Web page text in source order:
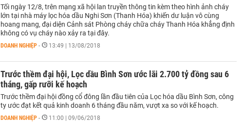
Tối ngày 12/8, trên mạng xã hội lan truyền thông tin kèm theo hình ảnh cháy
lớn tại nhà máy lọc hóa dầu Nghi Sơn (Thanh Hóa) khiến dư luận vô cùng
hoang mang, đại diện Cảnh sát Phòng cháy chữa cháy Thanh Hóa khẳng định
không có vụ cháy nào xảy ra tại đây.
DOANH NGHIỆP - 13:49 | 13/08/2018
Trước thềm đại hội, Lọc dầu Bình Sơn ước lãi 2.700 tỷ đồng sau 6
tháng, gấp rưỡi kế hoạch
Trước thềm đại hội đồng cổ đông lần đầu tiên của Lọc hóa dầu Bình Sơn, công
ty ước đạt kết quả kinh doanh 6 tháng đầu năm, vượt xa so với kế hoạch.
DOANH NGHIỆP - 11:00 | 09/06/2018